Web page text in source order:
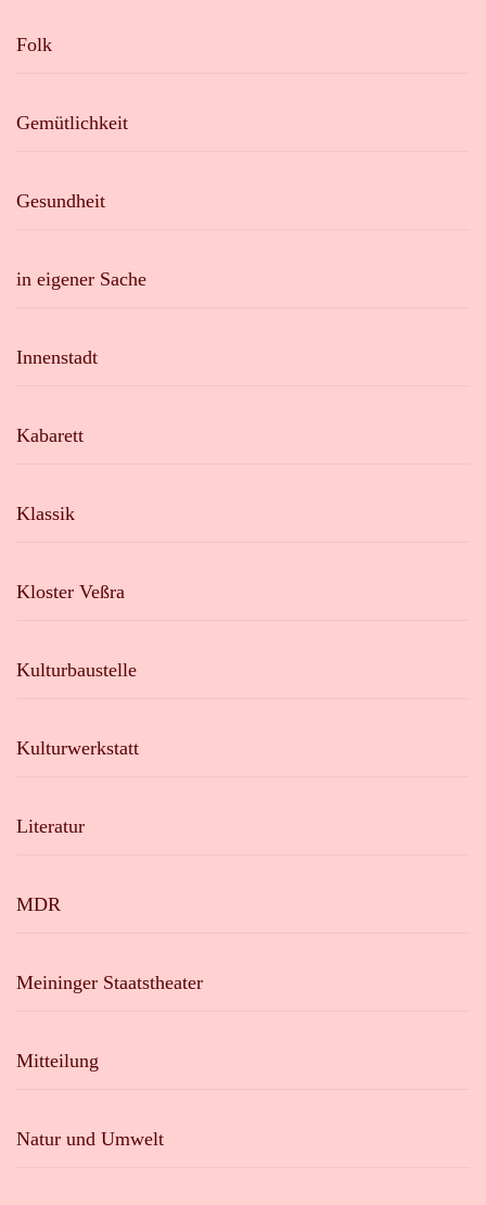
Folk
Gemütlichkeit
Gesundheit
in eigener Sache
Innenstadt
Kabarett
Klassik
Kloster Veßra
Kulturbaustelle
Kulturwerkstatt
Literatur
MDR
Meininger Staatstheater
Mitteilung
Natur und Umwelt